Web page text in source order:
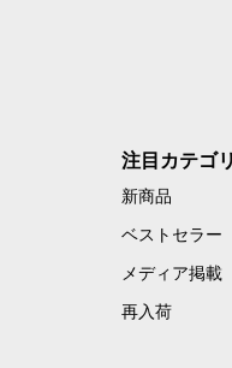
注目カテゴ
新商品
ベストセラー
メディア掲載
再入荷